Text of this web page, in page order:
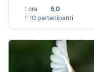
1 ora
5,0
1-10 partecipanti